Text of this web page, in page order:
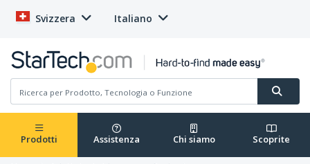
Svizzera Italiano
Prodotti Assistenza Chi siamo Scoprite